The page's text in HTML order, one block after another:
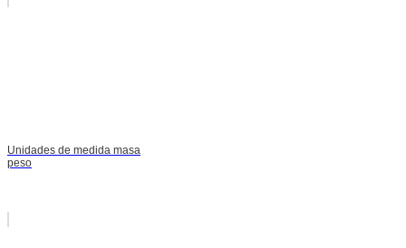
Unidades de medida masa
peso